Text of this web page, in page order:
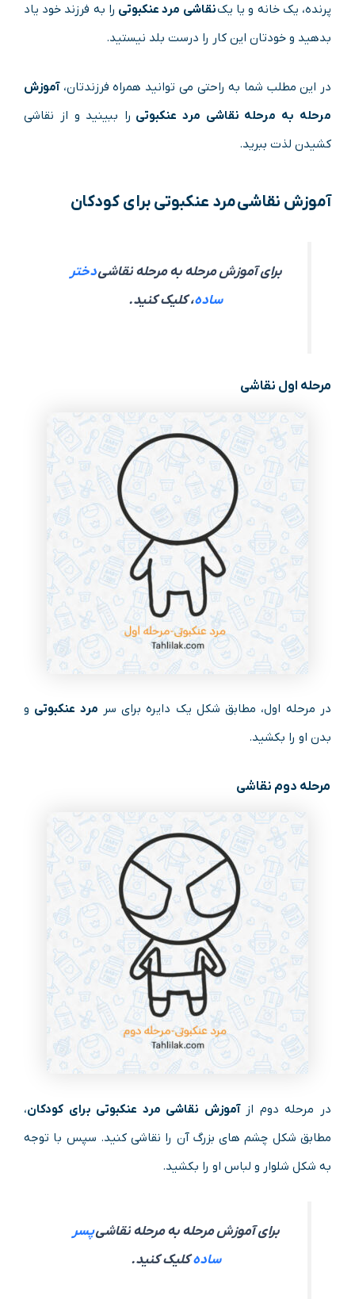
پرنده، یک خانه و یا یکنقاشی مرد عنکبوتی را به فرزند خود یاد
بدهید و خودتان این کار را درست بلد نیستید.
در این مطلب شما به راحتی می توانید همراه فرزندتان،آموزش
مرحله به مرحله نقاشی مرد عنکبوتی را ببینید و از نقاشی
کشیدن لذت ببرید.
آموزش نقاشیمرد عنکبوتیبرای کودکان
برای آموزش مرحله به مرحله نقاشیدختر
ساده، کلیک کنید.
مرحله اول نقاشی
در مرحله اول، مطابق شکل یک دایره برای سر مرد عنکبوتی و
بدن او را بکشید.
مرحله دوم نقاشی
در مرحله دوم ازآموزش نقاشی مرد عنکبوتی برای کودکان،
مطابق شکل چشم های بزرگ آن را نقاشی کنید. سپس با توجه
به شکل شلوار و لباس او را بکشید.
برای آموزش مرحله به مرحله نقاشیپسر
سادهکلیک کنید.